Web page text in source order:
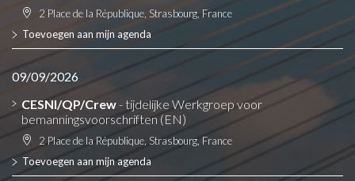
2 Place de la République, Strasbourg, France
Toevoegen aan mijn agenda
09/09/2026
CESNI/QP/Crew- tijdelijke Werkgroep voor
bemanningsvoorschriften (EN)
2 Place de la République, Strasbourg, France
Toevoegen aan mijn agenda